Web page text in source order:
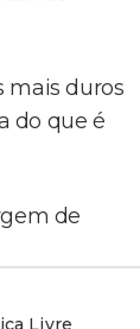
mais duros
do que é
de
Livre